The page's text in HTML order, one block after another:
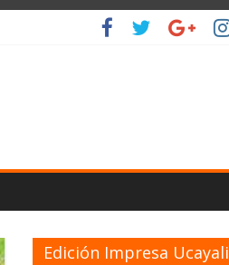
Edición Impresa Ucayali